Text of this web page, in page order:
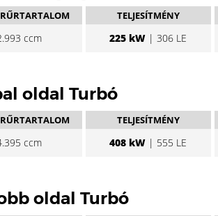
ccm
TELJESÍTMÉNY
225 kW | 306 LE
oldal Turbó
ccm
TELJESÍTMÉNY
408 kW | 555 LE
oldal Turbó